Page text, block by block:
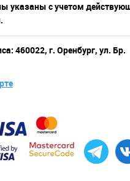
указаны с учетом
460022, г. Оренбург, ул. Бр.